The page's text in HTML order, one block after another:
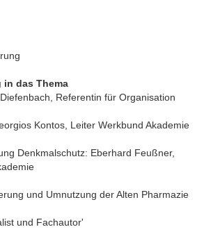
in das Thema
Referentin für Organisation
Kontos, Leiter Werkbund Akademie
Denkmalschutz: Eberhard Feußner,
und Umnutzung der Alten Pharmazie
und Fachautor'